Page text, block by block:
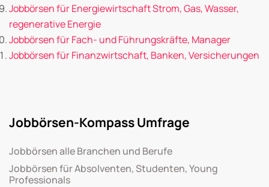
Jobbörsen für Energiewirtschaft Strom, Gas, Wasser,
regenerative Energie
Jobbörsen für Fach- und Führungskräfte, Manager
Jobbörsen für Finanzwirtschaft, Banken, Versicherungen
Jobbörsen-Kompass Umfrage
Jobbörsen alle Branchen und Berufe
Jobbörsen für Absolventen, Studenten, Young
Professionals